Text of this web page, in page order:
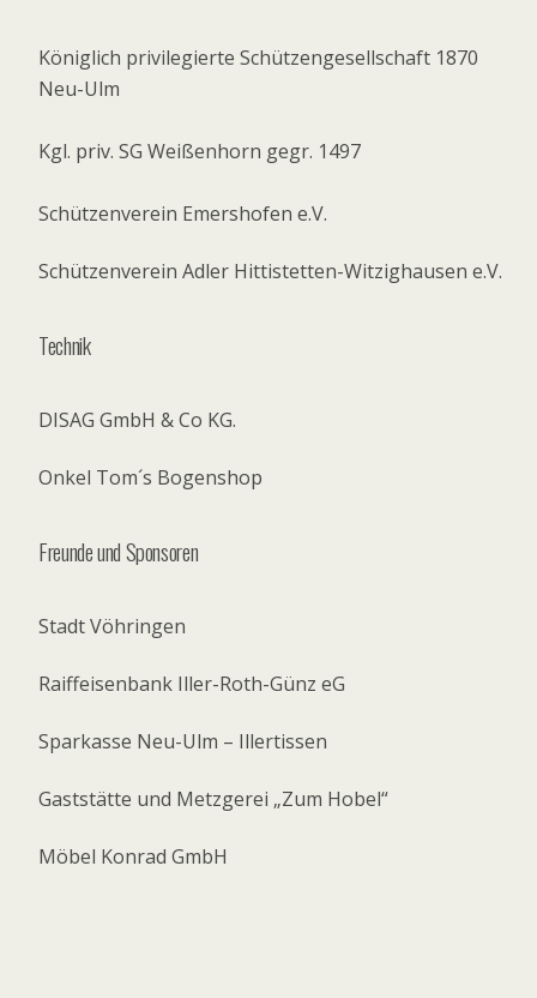
Königlich privilegierte Schützengesellschaft 1870
Neu-Ulm
Kgl. priv. SG Weißenhorn gegr. 1497
Schützenverein Emershofen e.V.
Schützenverein Adler Hittistetten-Witzighausen e.V.
Technik
DISAG GmbH & Co KG.
Onkel Tom´s Bogenshop
Freunde und Sponsoren
Stadt Vöhringen
Raiffeisenbank Iller-Roth-Günz eG
Sparkasse Neu-Ulm – Illertissen
Gaststätte und Metzgerei „Zum Hobel“
Möbel Konrad GmbH